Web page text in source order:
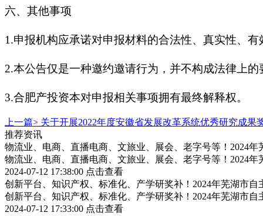
六、其他事项
1.申报机构应承诺对申报材料的合法性、真实性、
2.本公告仅是一种邀约邀请行为，并不构成法律上
3.合肥产投资本对申报相关事项拥有最终解释权
上一篇> 关于开展2022年度安徽省发展改革系统优秀研究成果
推荐资讯
物流业、电商、直播电商、文旅业、展会、老字号等！2024年
物流业、电商、直播电商、文旅业、展会、老字号等！2024年
2024-07-12 17:38:00 点击查看
创新平台、知识产权、标准化、产学研奖补！2024年芜湖市
创新平台、知识产权、标准化、产学研奖补！2024年芜湖市
2024-07-12 17:33:00 点击查看